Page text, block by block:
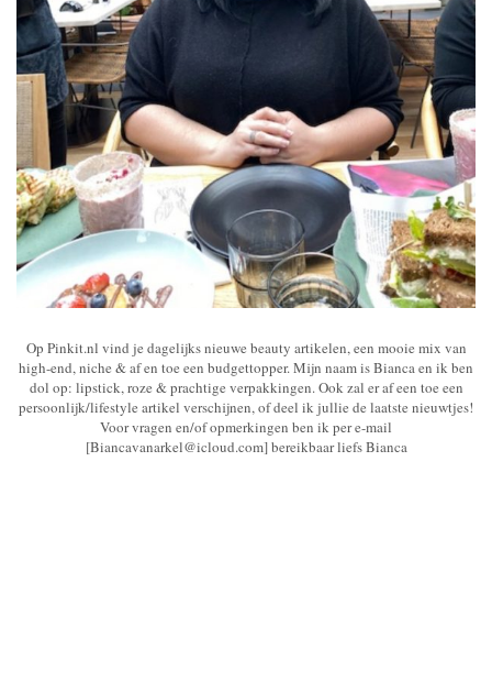
Op Pinkit.nl vind je dagelijks nieuwe beauty artikelen, een mooie mix van
high-end, niche & af en toe een budgettopper. Mijn naam is Bianca en ik ben
dol op: lipstick, roze & prachtige verpakkingen. Ook zal er af een toe een
persoonlijk/lifestyle artikel verschijnen, of deel ik jullie de laatste nieuwtjes!
Voor vragen en/of opmerkingen ben ik per e-mail
[Biancavanarkel@icloud.com] bereikbaar liefs Bianca